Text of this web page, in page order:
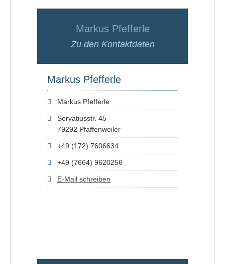
Markus Pfefferle
Zu den Kontaktdaten
Markus Pfefferle
Markus Pfefferle
Servatiusstr. 45
79292 Pfaffenweiler
+49 (172) 7606634
+49 (7664) 9620256
E-Mail schreiben